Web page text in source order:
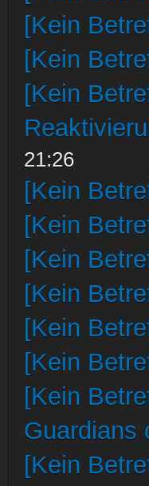
[Kein
[Kein
[Kein
21:26
[Kein
[Kein
[Kein
[Kein
[Kein
[Kein
[Kein
Guardians
[Kein